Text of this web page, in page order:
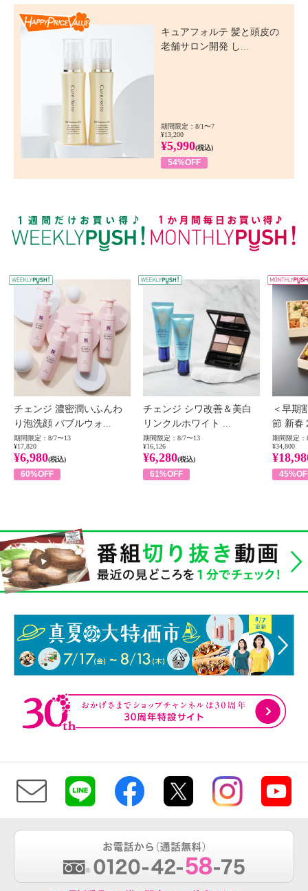
キュアフォルテ 髪と頭皮の
老舗サロン開発 し...
期間限定：8/1〜7
¥13,200
¥5,990(税込)
54%OFF
WEEKLY PUSH
チェンジ 濃密潤いふんわ
り泡洗顔 バブルウォ...
期間限定：8/7〜13
¥17,820
¥6,980(税込)
60%OFF
チェンジ シワ改善＆美白
リンクルホワイト ...
期間限定：8/7〜13
¥16,126
¥6,280(税込)
61%OFF
＜早期
節 新春
期間限定：
¥34,800